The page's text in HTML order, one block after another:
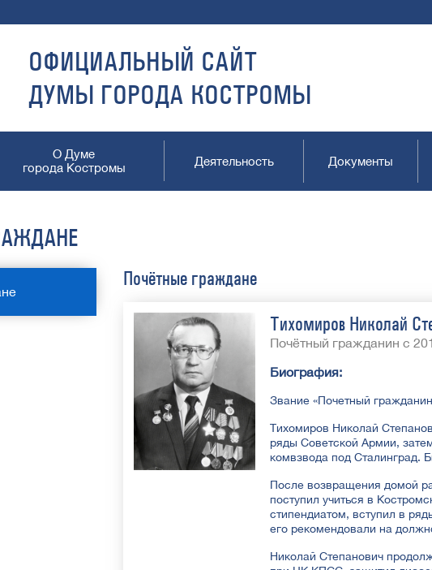
ОФИЦИАЛЬНЫЙ САЙТ
ДУМЫ ГОРОДА КОСТРОМЫ
О Думе
города Костромы
Деятельность Документы
Почётные граждане
Тихомиров Николай
Почётный гражданин с
Биография:
Звание «Почетный
Тихомиров Николай
ряды Советской Армии,
комвзвода под Сталинград.
После возвращения домой
поступил учиться в
стипендиатом, вступил в
его рекомендовали на
Николай Степанович